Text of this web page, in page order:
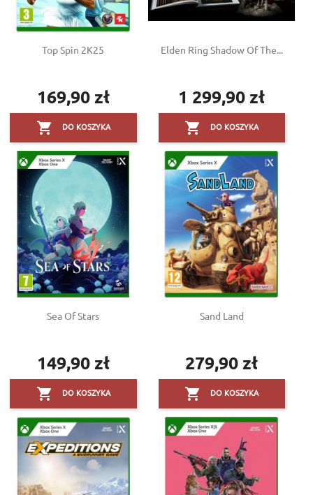
Top Spin 2K25
Cena
169,90 zł
 DO KOSZYKA
Elden Ring Shadow Of The...
Cena
1 299,90 zł
 DO KOSZYKA
Sea Of Stars
Cena
149,90 zł
 DO KOSZYKA
Sand Land
Cena
279,90 zł
 DO KOSZYKA